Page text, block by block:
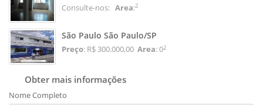
Consulte-nos: Area:2
São Paulo São Paulo/SP
Preço: R$ 300.000,00 Area: 02
Obter mais informações
Nome Completo